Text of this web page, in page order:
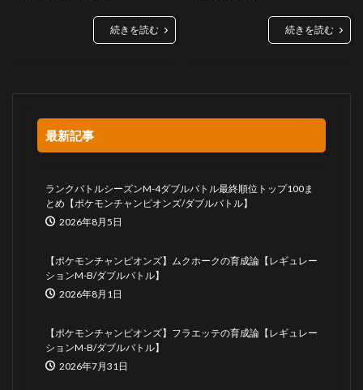
続きを読む 続きを読む
最新記事
ランクバトルシーズンM-4ダブルバトル最終順位トップ100ま
とめ【ポケモンチャンピオンズ/ダブルバトル】
2026年8月5日
【ポケモンチャンピオンズ】ムクホークの育成論【レギュレー
ションM-B/ダブルバトル】
2026年8月1日
【ポケモンチャンピオンズ】フラエッテの育成論【レギュレー
ションM-B/ダブルバトル】
2026年7月31日